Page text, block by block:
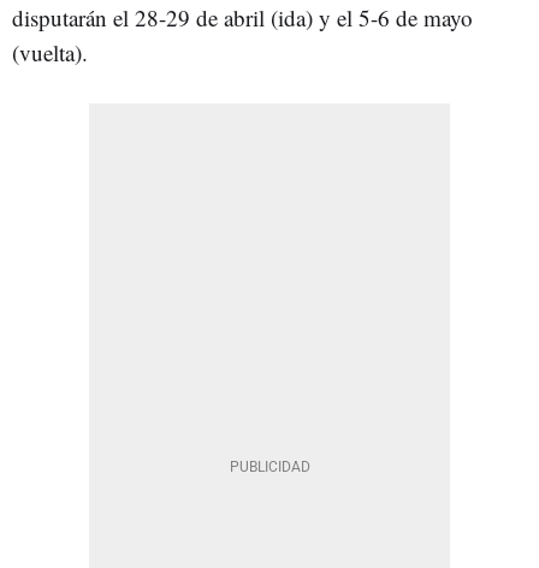
disputarán el 28-29 de abril (ida) y el 5-6 de mayo
(vuelta).